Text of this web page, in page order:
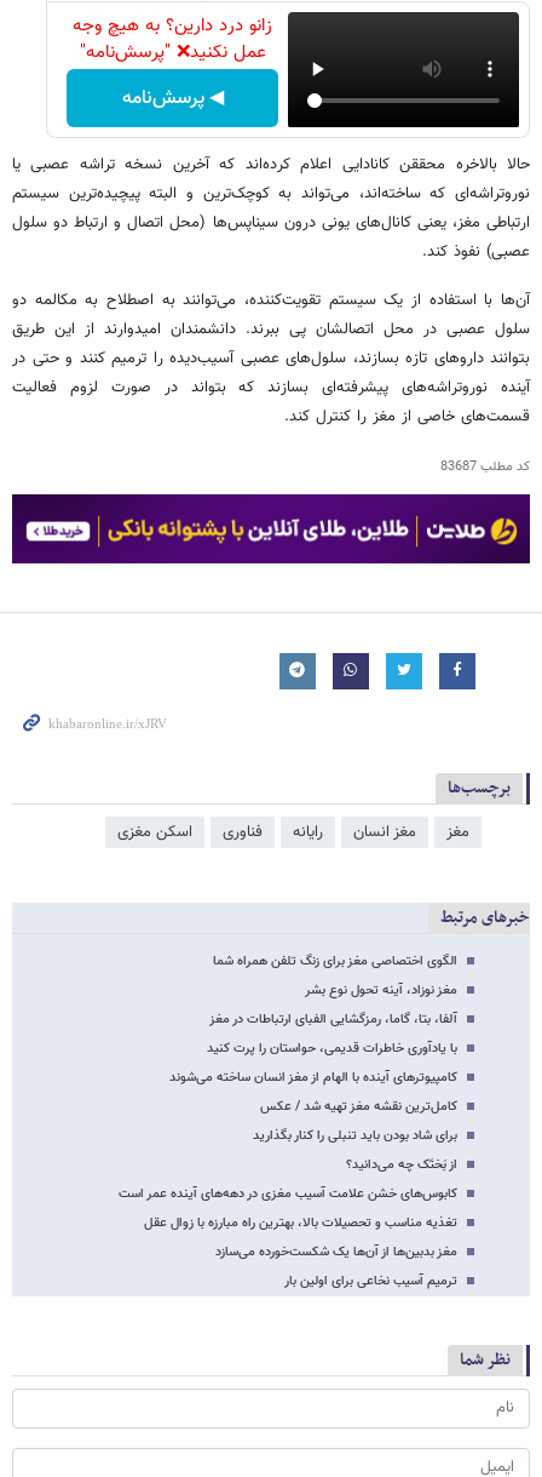
زانو درد دارین؟ به هیچ وجه
عمل نکنید❌ "پرسش‌نامه"
◀ پرسش‌نامه
حالا بالاخره محققن کانادایی اعلام کرده‌اند که آخرین نسخه تراشه عصبی یا
نوروتراشه‌ای که ساخته‌اند، می‌تواند به کوچک‌ترین و البته پیچیده‌ترین سیستم
ارتباطی مغز،‌ یعنی کانال‌های یونی درون سیناپس‌ها (محل اتصال و ارتباط دو سلول
عصبی) نفوذ کند.
آن‌ها با استفاده از یک سیستم تقویت‌کننده، می‌توانند به اصطلاح به مکالمه دو
سلول عصبی در محل اتصالشان پی ببرند. دانشمندان امیدوارند از این طریق
بتوانند داروهای تازه بسازند، سلول‌های عصبی آسیب‌دیده را ترمیم کنند و حتی در
آینده نوروتراشه‌های پیشرفته‌ای بسازند که بتواند در صورت لزوم فعالیت
قسمت‌های خاصی از مغز را کنترل کند.
کد مطلب83687
برچسب‌ها
مغز مغز انسان رایانه فناوری اسکن مغزی
خبرهای مرتبط
الگوی اختصاصی مغز برای زنگ تلفن‌ همراه شما
مغز نوزاد، آینه تحول نوع بشر
آلفا، بتا، گاما، رمزگشایی الفبای ارتباطات در مغز
با یادآوری خاطرات قدیمی، حواستان را پرت کنید
کامپیوترهای آینده با الهام از مغز انسان ساخته می‌شوند
کامل‌ترین نقشه مغز تهیه شد / عکس
برای شاد بودن باید تنبلی را کنار بگذارید
از بَختَک چه می‌دانید؟
کابوس‌های خشن علامت آسیب مغزی در دهه‌های آینده عمر است
تغذیه مناسب و تحصیلات بالا، بهترین راه مبارزه با زوال عقل
مغز بدبین‌ها از آن‌ها یک شکست‌خورده می‌سازد
ترمیم آسیب نخاعی برای اولین بار
نظر شما